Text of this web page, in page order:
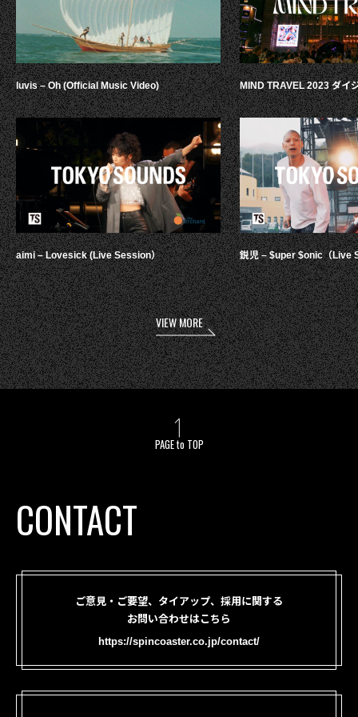
luvis – Oh (Official Music Video)
aimi – Lovesick (Live Session）
MIND TRAVEL 2023 ダイ
鋭児 – $uper $onic（Live
VIEW MORE
PAGE to TOP
CONTACT
ご意見・ご要望、タイアップ、採用に関する
お問い合わせはこちら
https://spincoaster.co.jp/contact/